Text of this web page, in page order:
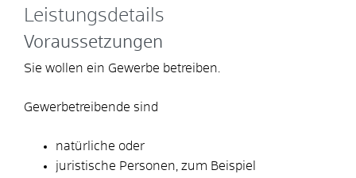
Leistungsdetails
Voraussetzungen
Sie wollen ein Gewerbe betreiben.
Gewerbetreibende sind
natürliche oder
juristische Personen, zum Beispiel